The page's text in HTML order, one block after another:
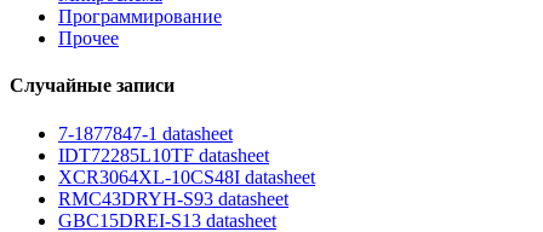
Программирование
Прочее
Случайные записи
7-1877847-1 datasheet
IDT72285L10TF datasheet
XCR3064XL-10CS48I datasheet
RMC43DRYH-S93 datasheet
GBC15DREI-S13 datasheet